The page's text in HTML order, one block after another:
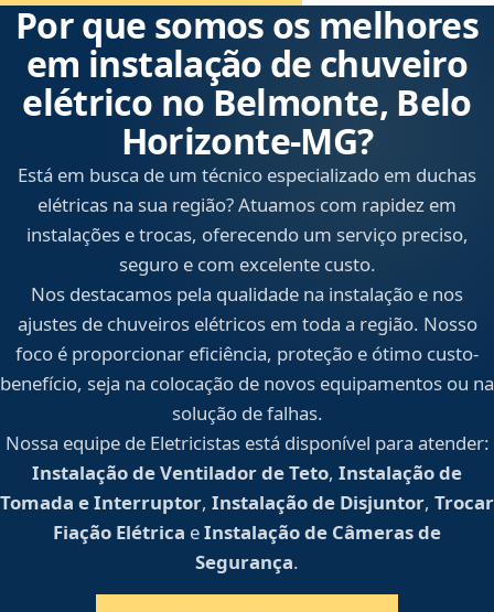
Por que somos os melhores
em instalação de chuveiro
elétrico no Belmonte, Belo
Horizonte‑MG?
Está em busca de um técnico especializado em duchas
elétricas na sua região? Atuamos com rapidez em
instalações e trocas, oferecendo um serviço preciso,
seguro e com excelente custo.
Nos destacamos pela qualidade na instalação e nos
ajustes de chuveiros elétricos em toda a região. Nosso
foco é proporcionar eficiência, proteção e ótimo custo-
benefício, seja na colocação de novos equipamentos ou na
solução de falhas.
Nossa equipe de Eletricistas está disponível para atender:
Instalação de Ventilador de Teto, Instalação de
Tomada e Interruptor, Instalação de Disjuntor, Trocar
Fiação Elétrica eInstalação de Câmeras de
Segurança.